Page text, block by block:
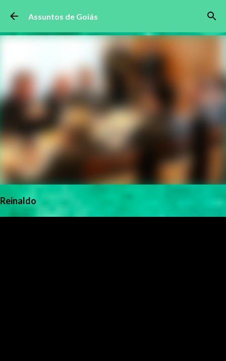
Pular para o conteúdo principal
Assuntos de Goiás
Reinaldo